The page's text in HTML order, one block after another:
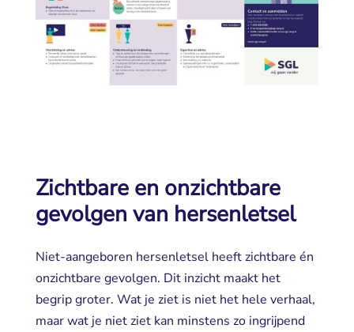
Zichtbare en onzichtbare
gevolgen van hersenletsel
Niet-aangeboren hersenletsel heeft zichtbare én
onzichtbare gevolgen. Dit inzicht maakt het
begrip groter. Wat je ziet is niet het hele verhaal,
maar wat je niet ziet kan minstens zo ingrijpend